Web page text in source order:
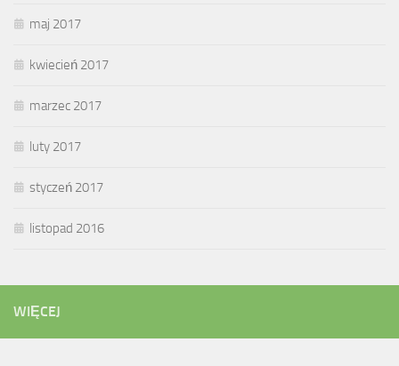
maj 2017
kwiecień 2017
marzec 2017
luty 2017
styczeń 2017
listopad 2016
WIĘCEJ